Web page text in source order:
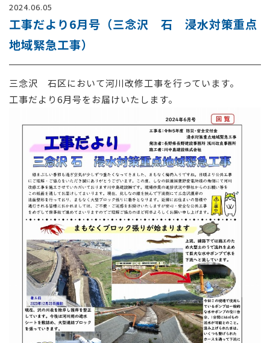
コンテンツ
採用情報
お問い合わせ
2024.06.05
工事だより6月号（三念沢 石 浸水対策重点
地域緊急工事）
三念沢 石区において河川改修工事を行っています。
工事だより6月号をお届けいたします。